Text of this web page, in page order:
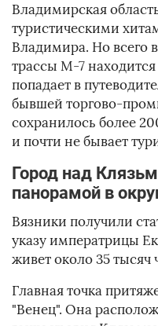
Владимирская
туристическими
Владимира. Но всего
трассы М-7
попадает в
бывшей торгово-
сохранилось более
и почти не бывает
Город над
панорамой в
Вязники получили
указу императрицы
живет около 35 тысяч
Главная точка
"Венец". Она